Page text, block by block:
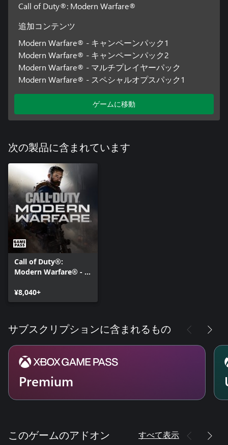
Call of Duty®: Modern Warfare®
追加コンテンツ
Modern Warfare® - キャンペーンパック1
Modern Warfare® - キャンペーンパック2
Modern Warfare® - マルチプレイヤーパック
Modern Warfare® - スペシャルオプスパック1
ゲームに移動
次の製品に含まれています
Call of Duty®:
Modern Warfare® - デ
¥8,040+
サブスクリプションに含まれるもの
Premium
このゲームのアドオン すべて表示